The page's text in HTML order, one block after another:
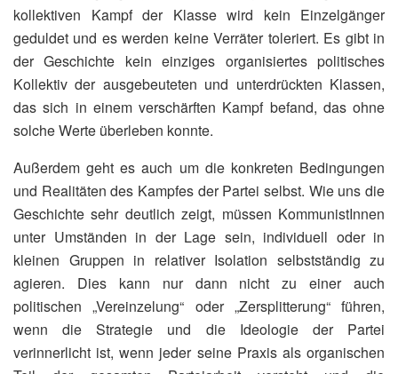
kollektiven Kampf der Klasse wird kein Einzelgänger
geduldet und es werden keine Verräter toleriert. Es gibt in
der Geschichte kein einziges organisiertes politisches
Kollektiv der ausgebeuteten und unterdrückten Klassen,
das sich in einem verschärften Kampf befand, das ohne
solche Werte überleben konnte.
Außerdem geht es auch um die konkreten Bedingungen
und Realitäten des Kampfes der Partei selbst. Wie uns die
Geschichte sehr deutlich zeigt, müssen KommunistInnen
unter Umständen in der Lage sein, individuell oder in
kleinen Gruppen in relativer Isolation selbstständig zu
agieren. Dies kann nur dann nicht zu einer auch
politischen „Vereinzelung“ oder „Zersplitterung“ führen,
wenn die Strategie und die Ideologie der Partei
verinnerlicht ist, wenn jeder seine Praxis als organischen